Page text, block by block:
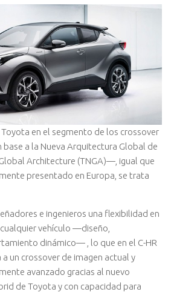
en el segmento de los crossover
a la Nueva Arquitectura Global de
Architecture (TNGA)—, igual que
presentado en Europa, se trata
e ingenieros una flexibilidad en
vehículo —diseño,
dinámico— , lo que en el C-HR
un crossover de imagen actual y
avanzado gracias al nuevo
de Toyota y con capacidad para